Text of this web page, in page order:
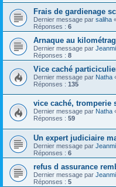
Frais de gardienage
Dernier message par saliha
Réponses : 6
Arnaque au
Dernier message par Jeanmi
Réponses : 8
Vice caché
Dernier message par Natha
Réponses : 135
vice caché, tromperie
Dernier message par Natha
Réponses : 59
Un expert judiciaire
Dernier message par Jeanmi
Réponses : 6
refus d assurance
Dernier message par Jeanmi
Réponses : 5